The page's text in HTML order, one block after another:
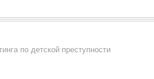
по детской преступности